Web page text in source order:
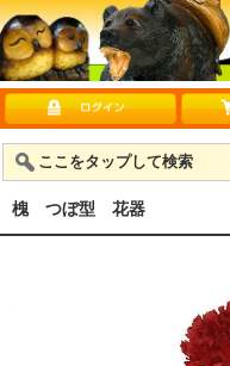
ここをタップして検索
槐 つぼ型 花器